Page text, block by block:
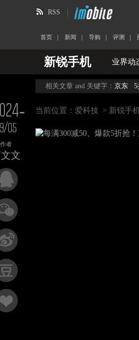
RSS
首页 新闻 导购 评测
新锐手机 业界动
05
作者
文
相关文章 and 关键字： 京东 5
当前位置： 爱科技 > 新锐手